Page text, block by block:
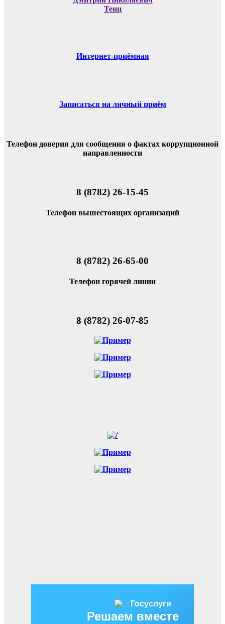
Тенц
Интернет-приёмная
Записаться на личный приём
Телефон доверия для сообщения о фактах коррупционной
направленности
8 (8782) 26-15-45
Телефон вышестоящих организаций
8 (8782) 26-65-00
Телефон горячей линии
8 (8782) 26-07-85
Решаем вместе